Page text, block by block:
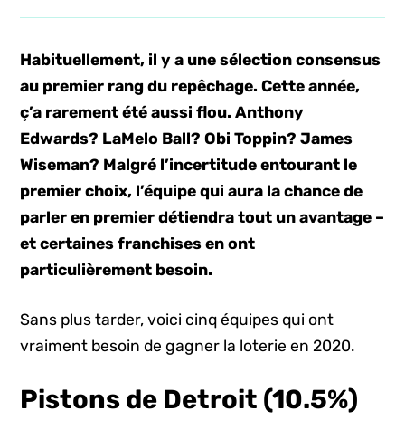
Habituellement, il y a une sélection consensus
au premier rang du repêchage. Cette année,
ç’a rarement été aussi flou. Anthony
Edwards? LaMelo Ball? Obi Toppin? James
Wiseman? Malgré l’incertitude entourant le
premier choix, l’équipe qui aura la chance de
parler en premier détiendra tout un avantage –
et certaines franchises en ont
particulièrement besoin.
Sans plus tarder, voici cinq équipes qui ont
vraiment besoin de gagner la loterie en 2020.
Pistons de Detroit (10.5%)